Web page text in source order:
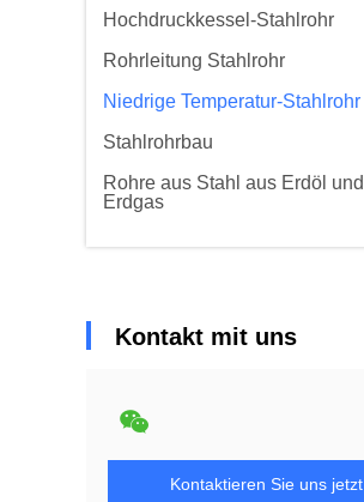
Hochdruckkessel-Stahlrohr
Rohrleitung Stahlrohr
Niedrige Temperatur-Stahlrohr
Stahlrohrbau
Rohre aus Stahl aus Erdöl und
Erdgas
Kontakt mit uns
Kontaktieren Sie uns jetzt